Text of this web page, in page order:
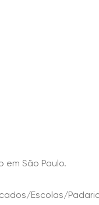
em São Paulo.
Escolas/